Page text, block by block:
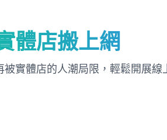
體店搬上網
被實體店的人潮局限，輕鬆開展線